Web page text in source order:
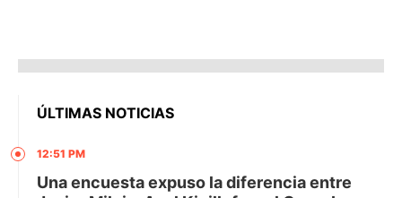
ÚLTIMAS NOTICIAS
12:51 PM
Una encuesta expuso la diferencia entre